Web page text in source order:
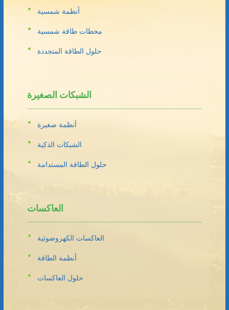
أنظمة شمسية
محطات طاقة شمسية
حلول الطاقة المتجددة
الشبكات الصغيرة
أنظمة صغيرة
الشبكات الذكية
حلول الطاقة المستدامة
العاكسات
العاكسات الكهروضوئية
أنظمة الطاقة
حلول العاكسات